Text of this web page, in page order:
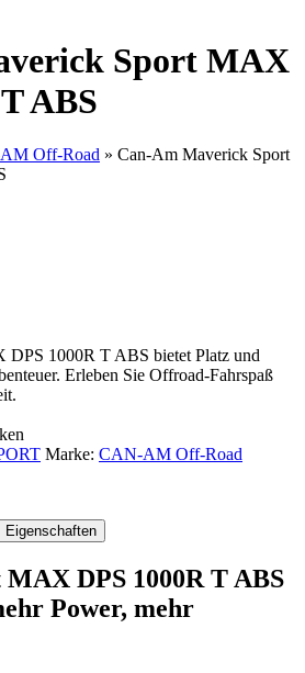
Sport MAX
ABS
Off-Road » Can-Am Maverick Sport
1000R T ABS bietet Platz und
Erleben Sie Offroad-Fahrspaß
Marke: CAN-AM Off-Road
Eigenschaften
DPS 1000R T ABS
Power, mehr